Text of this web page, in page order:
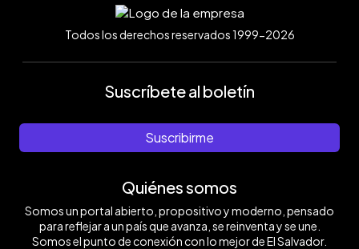
Todos los derechos reservados 1999-2026
Suscríbete al boletín
Suscribirme
Quiénes somos
Somos un portal abierto, propositivo y moderno, pensado
para reflejar a un país que avanza, se reinventa y se une.
Somos el punto de conexión con lo mejor de El Salvador.